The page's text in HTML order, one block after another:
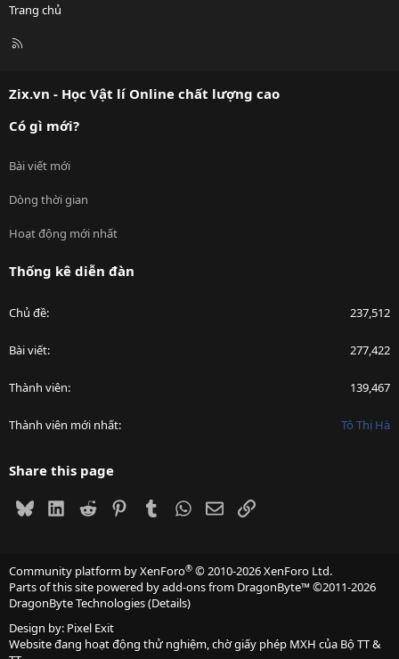
Trang chủ
R
Zix.vn - Học Vật lí Online chất lượng cao
Có gì mới?
Bài viết mới
Dòng thời gian
Hoạt động mới nhất
Thống kê diễn đàn
Chủ đề 237,512
Bài viết 277,422
Thành viên 139,467
Thành viên mới nhất Tô Thị Hà
Share this page
BlueskyLinkedIn
Reddit PinterestTumblrWhatsApp
EmailLink
Community platform by XenForo® © 2010-2026 XenForo Ltd.
Parts of this site powered byadd-ons from DragonByte™©2011-2026
DragonByte Technologies(Details)
Design by: Pixel Exit
Website đang hoạt động thử nghiệm, chờ giấy phép MXH của Bộ TT &